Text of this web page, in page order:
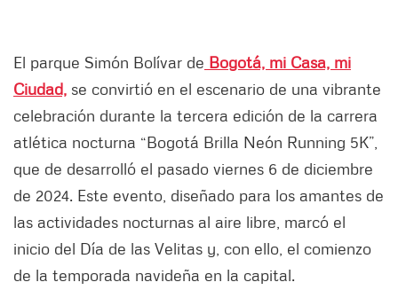
El parque Simón Bolívar de Bogotá, mi Casa, mi
Ciudad, se convirtió en el escenario de una vibrante
celebración durante la tercera edición de la carrera
atlética nocturna “Bogotá Brilla Neón Running 5K”,
que de desarrolló el pasado viernes 6 de diciembre
de 2024. Este evento, diseñado para los amantes de
las actividades nocturnas al aire libre, marcó el
inicio del Día de las Velitas y, con ello, el comienzo
de la temporada navideña en la capital.